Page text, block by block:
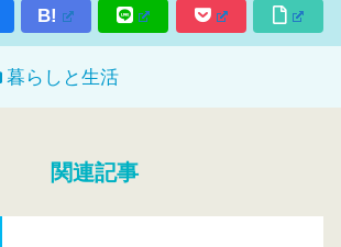
B!
暮らしと生活
関連記事